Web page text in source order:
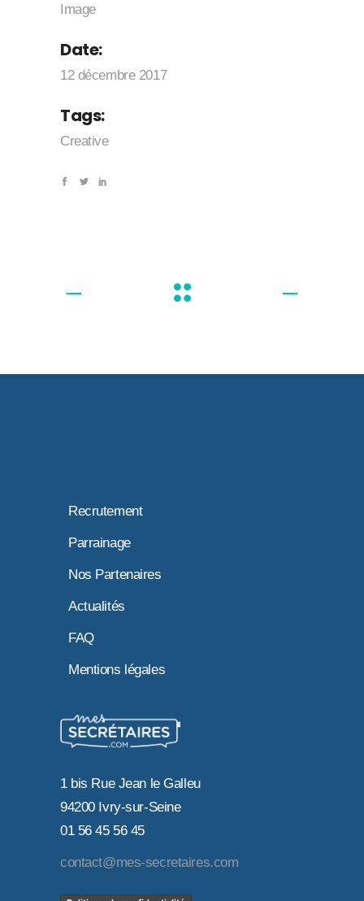
Image
Date:
12 décembre 2017
Tags:
Creative
Recrutement
Parrainage
Nos Partenaires
Actualités
FAQ
Mentions légales
1 bis Rue Jean le Galleu
94200 Ivry-sur-Seine
01 56 45 56 45
contact@mes-secretaires.com